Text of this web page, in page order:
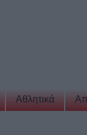
Αθλητικά